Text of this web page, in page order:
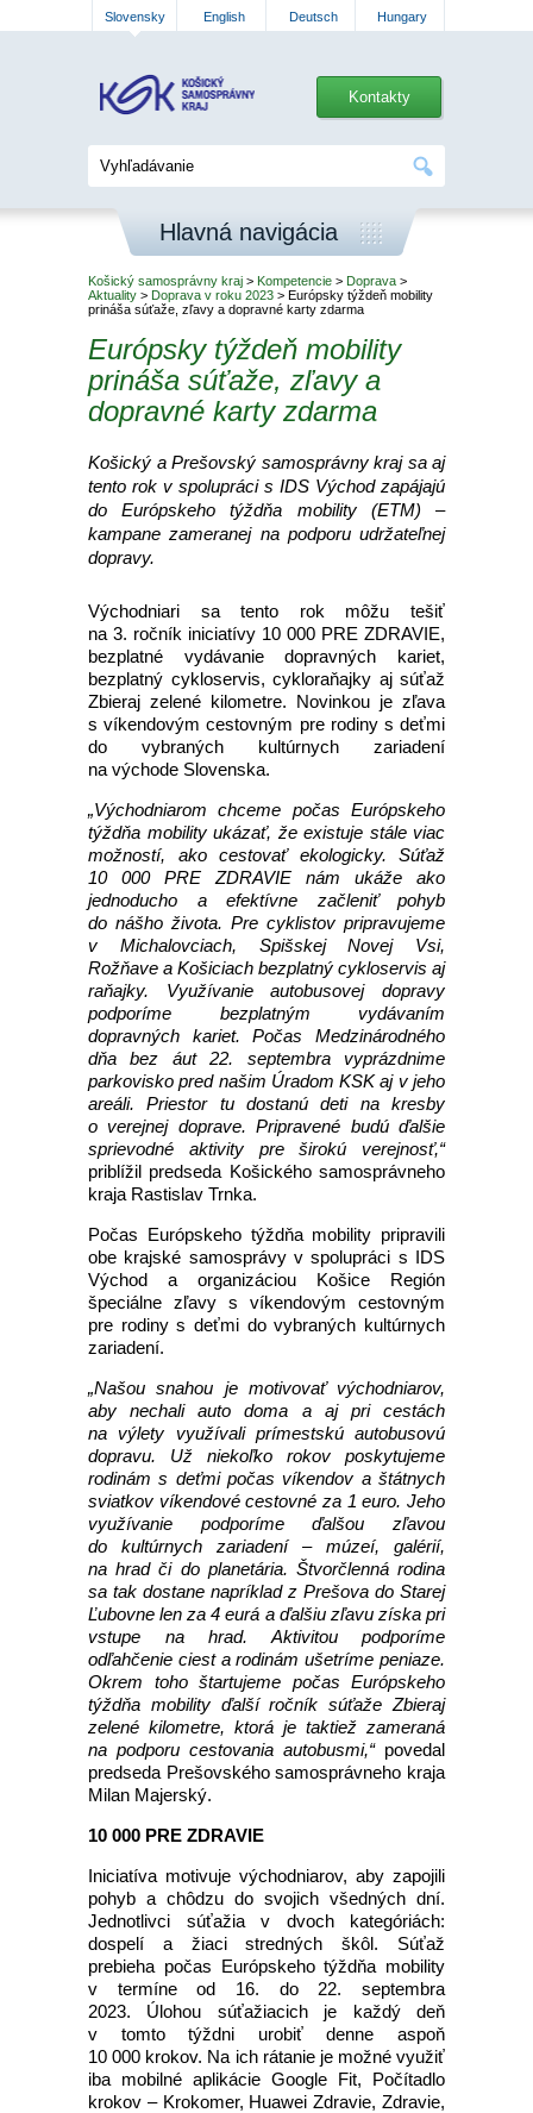
Slovensky English Deutsch Hungary
Kontakty
Hlavná navigácia
Košický samosprávny kraj > Kompetencie > Doprava >
Aktuality > Doprava v roku 2023 > Európsky týždeň mobility
prináša súťaže, zľavy a dopravné karty zdarma
Európsky týždeň mobility
prináša súťaže, zľavy a
dopravné karty zdarma
Košický a Prešovský samosprávny kraj sa aj
tento rok v spolupráci s IDS Východ zapájajú
do Európskeho týždňa mobility (ETM) –
kampane zameranej na podporu udržateľnej
dopravy.
Východniari sa tento rok môžu tešiť
na 3. ročník iniciatívy 10 000 PRE ZDRAVIE,
bezplatné vydávanie dopravných kariet,
bezplatný cykloservis, cykloraňajky aj súťaž
Zbieraj zelené kilometre. Novinkou je zľava
s víkendovým cestovným pre rodiny s deťmi
do vybraných kultúrnych zariadení
na východe Slovenska.
„Východniarom chceme počas Európskeho
týždňa mobility ukázať, že existuje stále viac
možností, ako cestovať ekologicky. Súťaž
10 000 PRE ZDRAVIE nám ukáže ako
jednoducho a efektívne začleniť pohyb
do nášho života. Pre cyklistov pripravujeme
v Michalovciach, Spišskej Novej Vsi,
Rožňave a Košiciach bezplatný cykloservis aj
raňajky. Využívanie autobusovej dopravy
podporíme bezplatným vydávaním
dopravných kariet. Počas Medzinárodného
dňa bez áut 22. septembra vyprázdnime
parkovisko pred našim Úradom KSK aj v jeho
areáli. Priestor tu dostanú deti na kresby
o verejnej doprave. Pripravené budú ďalšie
sprievodné aktivity pre širokú verejnosť,“
priblížil predseda Košického samosprávneho
kraja Rastislav Trnka.
Počas Európskeho týždňa mobility pripravili
obe krajské samosprávy v spolupráci s IDS
Východ a organizáciou Košice Región
špeciálne zľavy s víkendovým cestovným
pre rodiny s deťmi do vybraných kultúrnych
zariadení.
„Našou snahou je motivovať východniarov,
aby nechali auto doma a aj pri cestách
na výlety využívali prímestskú autobusovú
dopravu. Už niekoľko rokov poskytujeme
rodinám s deťmi počas víkendov a štátnych
sviatkov víkendové cestovné za 1 euro. Jeho
využívanie podporíme ďalšou zľavou
do kultúrnych zariadení – múzeí, galérií,
na hrad či do planetária. Štvorčlenná rodina
sa tak dostane napríklad z Prešova do Starej
Ľubovne len za 4 eurá a ďalšiu zľavu získa pri
vstupe na hrad. Aktivitou podporíme
odľahčenie ciest a rodinám ušetríme peniaze.
Okrem toho štartujeme počas Európskeho
týždňa mobility ďalší ročník súťaže Zbieraj
zelené kilometre, ktorá je taktiež zameraná
na podporu cestovania autobusmi,“ povedal
predseda Prešovského samosprávneho kraja
Milan Majerský.
10 000 PRE ZDRAVIE
Iniciatíva motivuje východniarov, aby zapojili
pohyb a chôdzu do svojich všedných dní.
Jednotlivci súťažia v dvoch kategóriách:
dospelí a žiaci stredných škôl. Súťaž
prebieha počas Európskeho týždňa mobility
v termíne od 16. do 22. septembra
2023. Úlohou súťažiacich je každý deň
v tomto týždni urobiť denne aspoň
10 000 krokov. Na ich rátanie je možné využiť
iba mobilné aplikácie Google Fit, Počítadlo
krokov – Krokomer, Huawei Zdravie, Zdravie,